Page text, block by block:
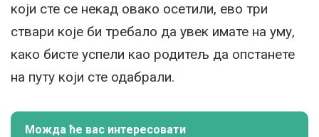
који сте се некад овако осетили, ево три
ствари које би требало да увек имате на уму,
како бисте успели као родитељ да опстанете
на путу који сте одабрали.
Можда ће вас интересовати